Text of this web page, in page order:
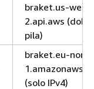
braket.us-west-
2.api.aws (doble
pila)
braket.eu-
(solo IPv4)